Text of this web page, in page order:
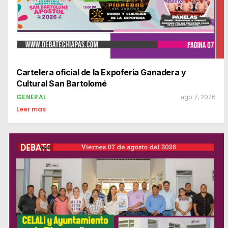
Cartelera oficial de la Expoferia Ganadera y
Cultural San Bartolomé
GENERAL ago 7, 2026
Leer mas